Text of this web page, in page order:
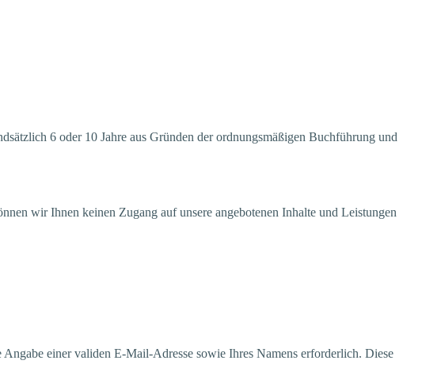
6 oder 10 Jah­re aus Grün­den der ord­nungs­mä­ßi­gen Buch­füh­rung und
wir Ihnen kei­nen Zugang auf unse­re ange­bo­te­nen Inhal­te und Leis­tun­gen
einer vali­den E-Mail-Adres­se sowie Ihres Namens erfor­der­lich. Die­se